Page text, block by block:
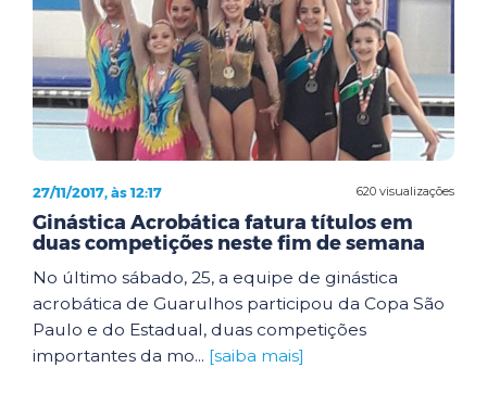
620 visualizações
27/11/2017, às 12:17
Ginástica Acrobática fatura títulos em
duas competições neste fim de semana
No último sábado, 25, a equipe de ginástica
acrobática de Guarulhos participou da Copa São
Paulo e do Estadual, duas competições
importantes da mo... [saiba mais]